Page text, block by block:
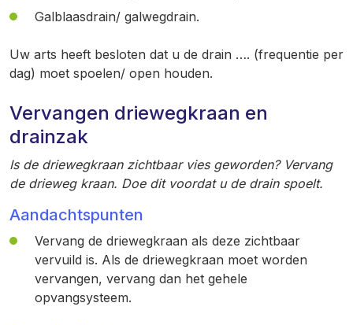
Galblaasdrain/ galwegdrain.
Uw arts heeft besloten dat u de drain …. (frequentie per
dag) moet spoelen/ open houden.
Vervangen driewegkraan en
drainzak
Is de driewegkraan zichtbaar vies geworden? Vervang
de drieweg kraan. Doe dit voordat u de drain spoelt.
Aandachtspunten
Vervang de driewegkraan als deze zichtbaar
vervuild is. Als de driewegkraan moet worden
vervangen, vervang dan het gehele
opvangsysteem.